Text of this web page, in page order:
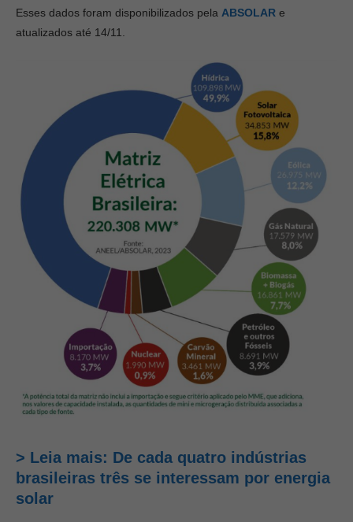
Esses dados foram disponibilizados pela ABSOLAR e
atualizados até 14/11.
> Leia mais: De cada quatro indústrias
brasileiras três se interessam por energia
solar